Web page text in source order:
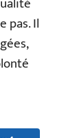
pas. Il